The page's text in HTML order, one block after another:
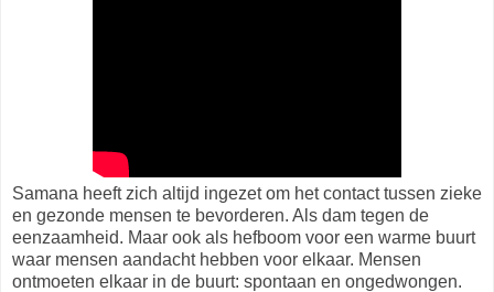
Samana heeft zich altijd ingezet om het contact tussen zieke
en gezonde mensen te bevorderen. Als dam tegen de
eenzaamheid. Maar ook als hefboom voor een warme buurt
waar mensen aandacht hebben voor elkaar. Mensen
ontmoeten elkaar in de buurt: spontaan en ongedwongen.